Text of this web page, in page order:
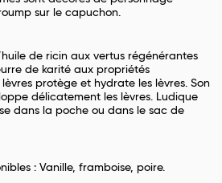
sur le capuchon.
de ricin aux vertus régénérantes
de karité aux propriétés
protège et hydrate les lèvres. Son
délicatement les lèvres. Ludique
dans la poche ou dans le sac de
: Vanille, framboise, poire.